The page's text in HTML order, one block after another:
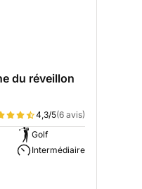
du réveillon
4,3/5(6 avis)
Golf
Intermédiaire